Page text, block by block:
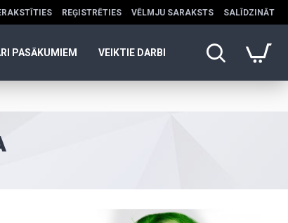
REĢISTRĒTIES VĒLMJU SARAKSTS SALĪDZINĀT
PASĀKUMIEM VEIKTIE DARBI